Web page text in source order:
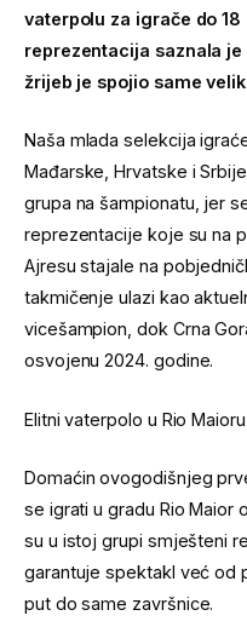
vaterpolu za igrače do
reprezentacija saznala
žrijeb je spojio same
Naša mlada selekcija
Mađarske, Hrvatske i
grupa na šampionatu, jer
reprezentacije koje su na
Ajresu stajale na
takmičenje ulazi kao
vicešampion, dok Crna
osvojenu 2024. godine.
Elitni vaterpolo u Rio Maioru
Domaćin ovogodišnjeg
se igrati u gradu Rio Maior
su u istoj grupi smješteni
garantuje spektakl već od
put do same završnice.